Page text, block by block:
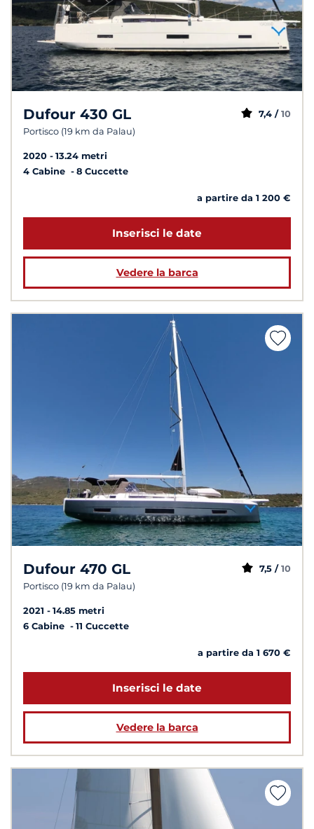
Dufour 430 GL
Portisco (19 km da Palau)
7,4 / 10
2020
13.24 metri
4 Cabine
8 Cuccette
a partire da 1 200 €
Inserisci le date
Vedere la barca
Dufour 470 GL
Portisco (19 km da Palau)
7,5 / 10
2021
14.85 metri
6 Cabine
11 Cuccette
a partire da 1 670 €
Inserisci le date
Vedere la barca